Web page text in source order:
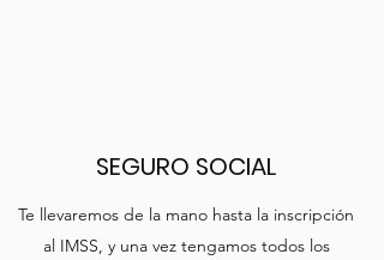
SEGURO SOCIAL
Te llevaremos de la mano hasta la inscripción
al IMSS, y una vez tengamos todos los